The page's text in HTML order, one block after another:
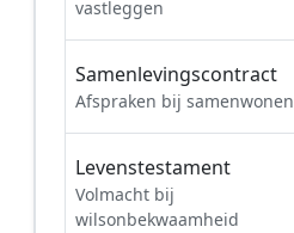
vastleggen
Samenlevingscontract
Afspraken bij samenwonen
Levenstestament
Volmacht bij
wilsonbekwaamheid